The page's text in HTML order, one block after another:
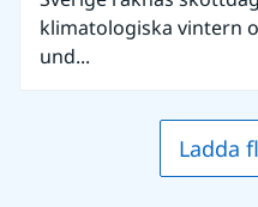
klimatologiska vintern
und...
Ladda